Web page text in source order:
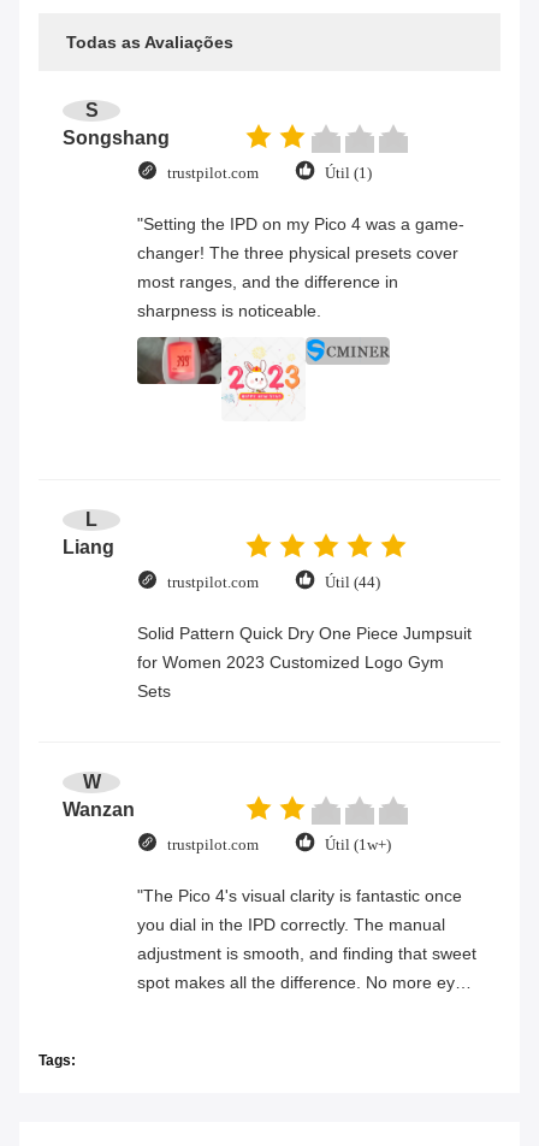
Todas as Avaliações
S
Songshang
trustpilot.com Útil (1)
"Setting the IPD on my Pico 4 was a game-
changer! The three physical presets cover
most ranges, and the difference in
sharpness is noticeable.
L
Liang
trustpilot.com Útil (44)
Solid Pattern Quick Dry One Piece Jumpsuit
for Women 2023 Customized Logo Gym
Sets
W
Wanzan
trustpilot.com Útil (1w+)
"The Pico 4's visual clarity is fantastic once
you dial in the IPD correctly. The manual
adjustment is smooth, and finding that sweet
spot makes all the difference. No more eye
Tags: